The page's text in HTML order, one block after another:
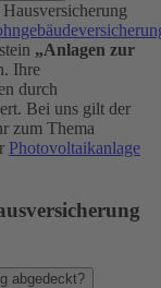
„Anlagen zur
Ihre
durch
Bei uns gilt der
zum Thema
Photovoltaikanlage
abgedeckt?